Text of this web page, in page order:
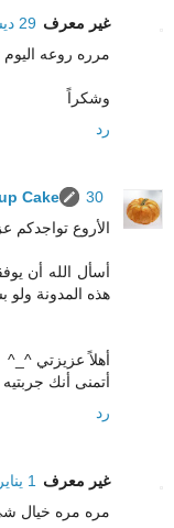
غير معرف 29 ديسمبر 2012 في 8:32 ص
مرره روعه
وشكراً
رد
Cake
30 ديسمبر 2012 في 7:32 ص
الأروع تواجدكم
أسأل الله أن
هذه المدونة
أهلاً عزيزتي ^_^
أتمنى أنك
رد
غير معرف
1 يناير 2013 في 8:11 م
مره مره خيال